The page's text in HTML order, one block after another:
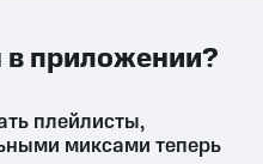
плейлисты,
миксами теперь